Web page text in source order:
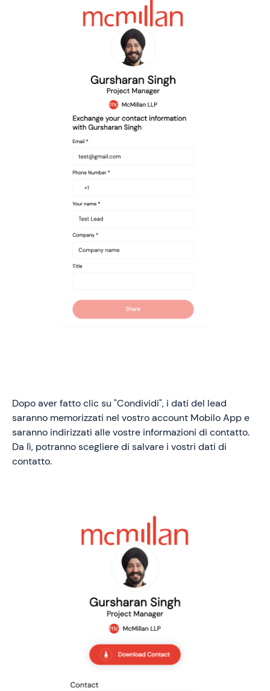
Dopo aver fatto clic su "Condividi", i dati del lead
saranno memorizzati nel vostro account Mobilo App e
saranno indirizzati alle vostre informazioni di contatto.
Da lì, potranno scegliere di salvare i vostri dati di
contatto.